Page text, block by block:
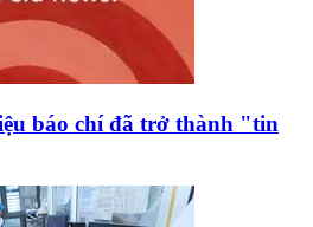
báo chí đã trở thành "tin